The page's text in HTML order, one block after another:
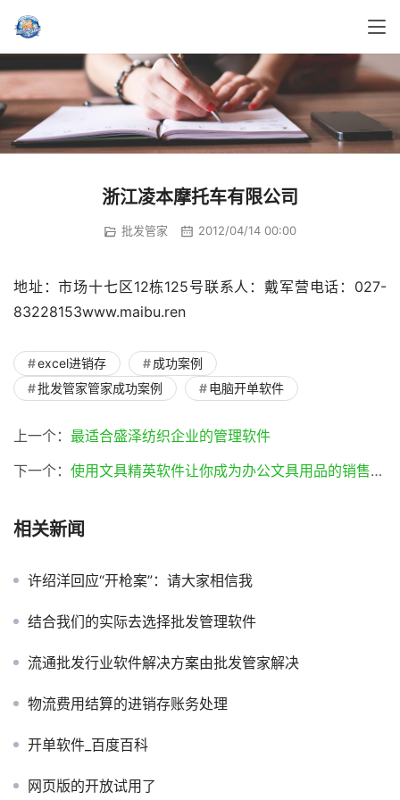
浙江凌本摩托车有限公司
批发管家 2012/04/14 00:00
地址：市场十七区12栋125号联系人：戴军营电话：027-
83228153www.maibu.ren
excel进销存
成功案例
批发管家管家成功案例
电脑开单软件
上一个： 最适合盛泽纺织企业的管理软件
下一个： 使用文具精英软件让你成为办公文具用品的销售精英(文具精英软件)
相关新闻
许绍洋回应“开枪案”：请大家相信我
结合我们的实际去选择批发管理软件
流通批发行业软件解决方案由批发管家解决
物流费用结算的进销存账务处理
开单软件_百度百科
网页版的开放试用了